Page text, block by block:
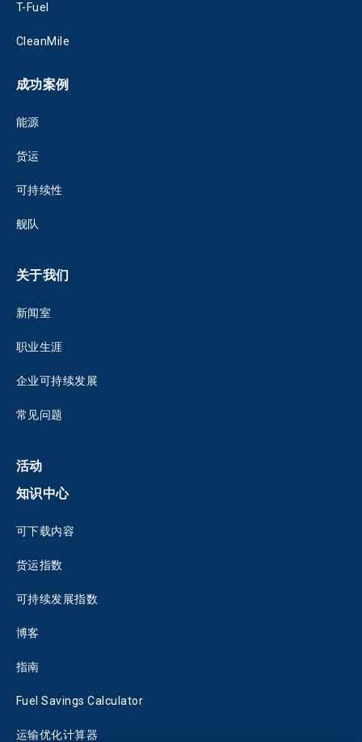
T-Fuel
CleanMile
成功案例
能源
货运
可持续性
舰队
关于我们
新闻室
职业生涯
企业可持续发展
常见问题
活动
知识中心
可下载内容
货运指数
可持续发展指数
博客
指南
Fuel Savings Calculator
运输优化计算器